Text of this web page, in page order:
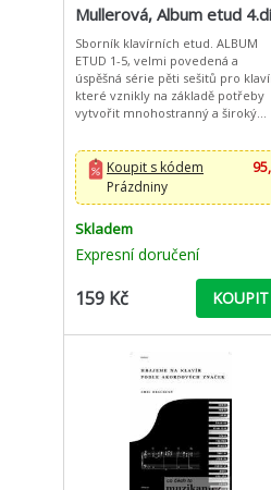
Mullerová, Album etud
Sborník klavírních etud. ALBUM
ETUD 1-5, velmi povedená a
úspěšná série pěti sešitů pro
které vznikly na základě potřeby
vytvořit mnohostranný a široký
všem požadavkům na mode
Koupit s kódem
Prázdniny
Skladem
Expresní doručení
159 Kč KOUPIT